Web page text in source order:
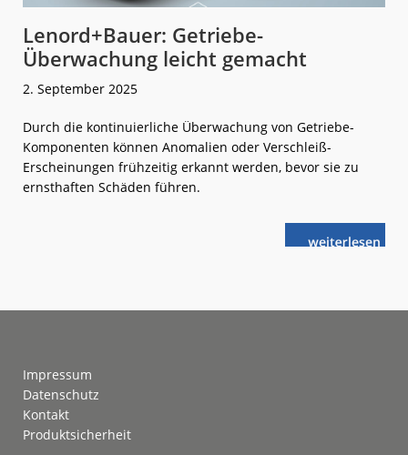
Lenord+Bauer: Getriebe-
Überwachung leicht gemacht
2. September 2025
Durch die kontinuierliche Überwachung von Getriebe-
Komponenten können Anomalien oder Verschleiß-
Erscheinungen frühzeitig erkannt werden, bevor sie zu
ernsthaften Schäden führen.
weiterlese
n
Impressum
Datenschutz
Kontakt
Produktsicherheit